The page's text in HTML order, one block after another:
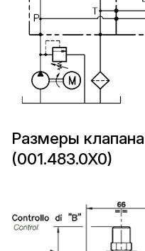
Размеры
(001.483.0X0)